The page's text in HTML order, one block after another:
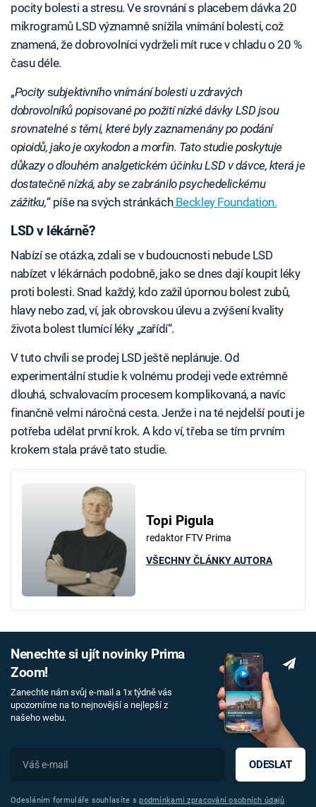
pocity bolesti a stresu. Ve srovnání s placebem dávka 20
mikrogramů LSD významně snížila vnímání bolesti, což
znamená, že dobrovolníci vydrželi mít ruce v chladu o 20 %
času déle.
„Pocitysubjektivního vnímání bolesti u zdravých
dobrovolníků popisované po požití nízké dávky LSD jsou
srovnatelné s těmi, které byly zaznamenány po podání
opioidů, jako je oxykodon a morfin. Tato studie poskytuje
důkazy o dlouhém analgetickém účinku LSD v dávce, která je
dostatečně nízká, aby se zabránilo psychedelickému
zážitku,“ píše na svých stránkáchBeckley Foundation.
LSD v lékárně?
Nabízí se otázka, zdali se v budoucnosti nebude LSD
nabízet v lékárnách podobně, jako se dnes dají koupit léky
proti bolesti. Snad každý, kdo zažil úpornou bolest zubů,
hlavy nebo zad, ví, jak obrovskou úlevu a zvýšení kvality
života bolest tlumící léky „zařídí“.
V tuto chvíli se prodej LSD ještě neplánuje. Od
experimentální studie k volnému prodeji vede extrémně
dlouhá, schvalovacím procesem komplikovaná, a navíc
finančně velmi náročná cesta. Jenže i na té nejdelší pouti je
potřeba udělat první krok. A kdo ví, třeba se tím prvním
krokem stala právě tato studie.
Topi Pigula
redaktor FTV Prima
VŠECHNY ČLÁNKY AUTORA
Nenechte si ujít novinky Prima
Zoom!
Zanechte nám svůj e-mail a 1x týdně vás
upozorníme na to nejnovější a nejlepší z
našeho webu.
ODESLAT
Odesláním formuláře souhlasíte spodmínkami zpracování osobních údajů